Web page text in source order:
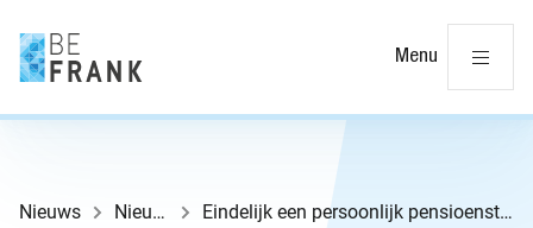
Menu
Nieuws Nieuws Eindelijk een persoonlijk pensioenstelsel